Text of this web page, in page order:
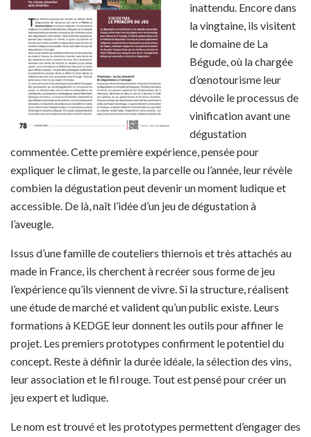
inattendu. Encore dans
la vingtaine, ils visitent
le domaine de La
Bégude, où la chargée
d’œnotourisme leur
dévoile le processus de
vinification avant une
dégustation
commentée. Cette première expérience, pensée pour
expliquer le climat, le geste, la parcelle ou l’année, leur révèle
combien la dégustation peut devenir un moment ludique et
accessible. De là, naît l’idée d’un jeu de dégustation à
l’aveugle.
Issus d’une famille de couteliers thiernois et très attachés au
made in France, ils cherchent à recréer sous forme de jeu
l’expérience qu’ils viennent de vivre. Si la structure, réalisent
une étude de marché et valident qu’un public existe. Leurs
formations à KEDGE leur donnent les outils pour affiner le
projet. Les premiers prototypes confirment le potentiel du
concept. Reste à définir la durée idéale, la sélection des vins,
leur association et le fil rouge. Tout est pensé pour créer un
jeu expert et ludique.
Le nom est trouvé et les prototypes permettent d’engager des